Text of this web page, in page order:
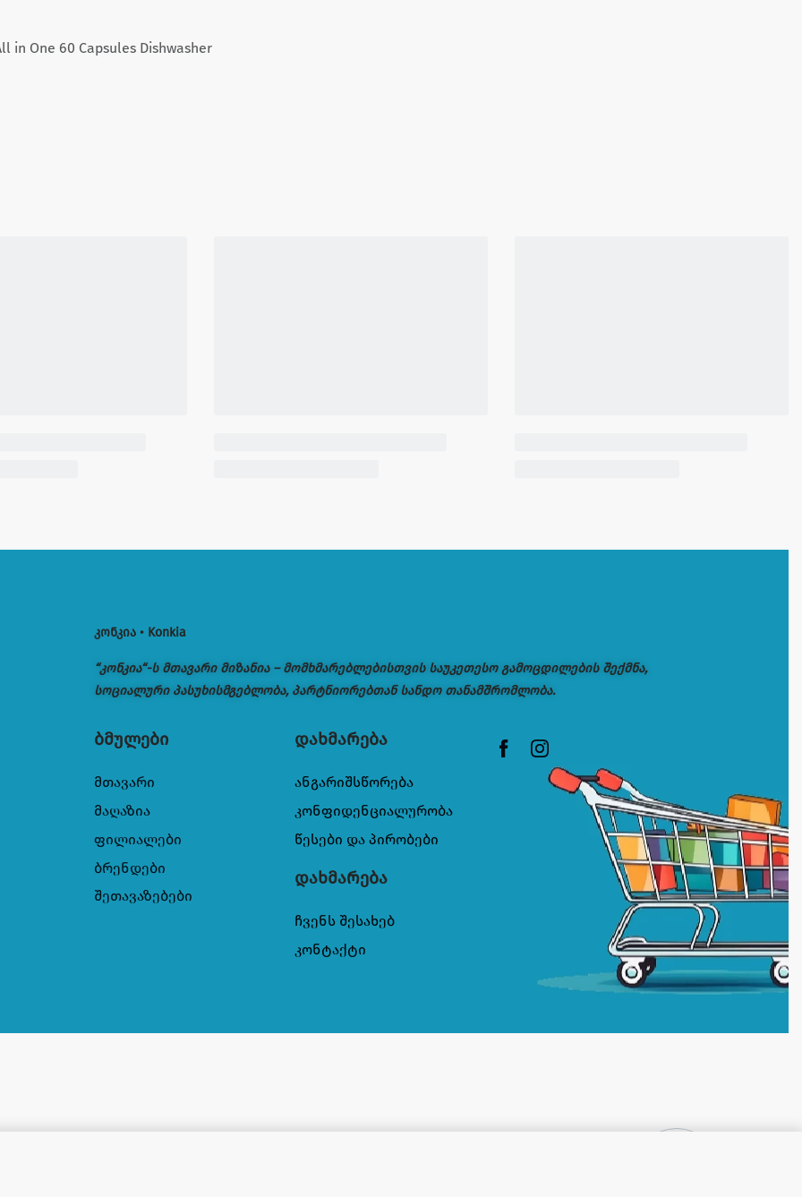
One 60 Capsules Dishwasher
კონკია • Konkia
“კონკია“-ს მთავარი მიზანია – მომხმარებლებისთვის საუკეთესო გამოცდილების შექმნა,
სოციალური პასუხისმგებლობა, პარტნიორებთან სანდო თანამშრომლობა.
ბმულები
მთავარი
მაღაზია
ფილიალები
ბრენდები
შეთავაზებები
დახმარება
ანგარიშსწორება
კონფიდენციალურობა
წესები და პირობები
დახმარება
ჩვენს შესახებ
კონტაქტი